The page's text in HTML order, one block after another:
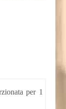
per 1